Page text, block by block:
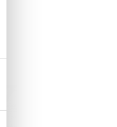
and think
the traditional 9
an